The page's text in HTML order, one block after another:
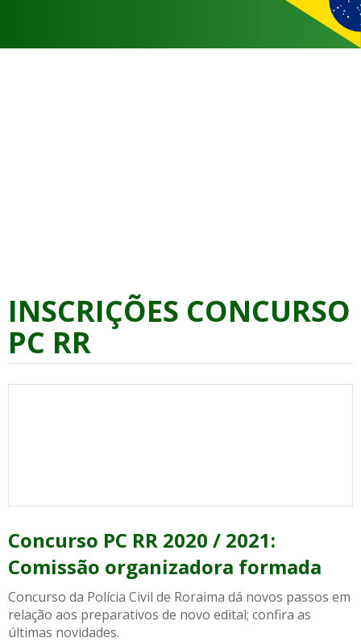
INSCRIÇÕES CONCURSO
PC RR
Concurso PC RR 2020 / 2021:
Comissão organizadora formada
Concurso da Polícia Civil de Roraima dá novos passos em
relação aos preparativos de novo edital; confira as
últimas novidades.